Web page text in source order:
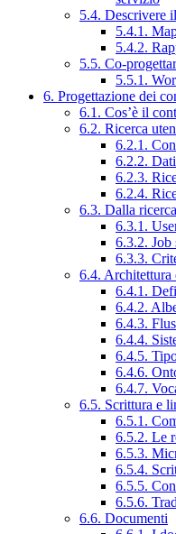
5.4. Descrivere
5.4.1.
5.4.2.
5.5. Co-
5.5.1.
6. Progettazione dei
6.1. Cos’è il
6.2. Ricerca
6.2.1.
6.2.2.
6.2.3.
6.2.4.
6.3. Dalla
6.3.1.
6.3.2. Job
6.3.3.
6.4. Architettura
6.4.1.
6.4.2.
6.4.3.
6.4.4.
6.4.5.
6.4.6.
6.4.7.
6.5. Scrittura e
6.5.1.
6.5.2. Le
6.5.3.
6.5.4.
6.5.5.
6.5.6.
6.6. Documenti